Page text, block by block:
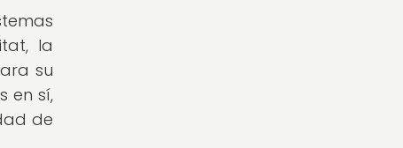
la
su
en sí,
de